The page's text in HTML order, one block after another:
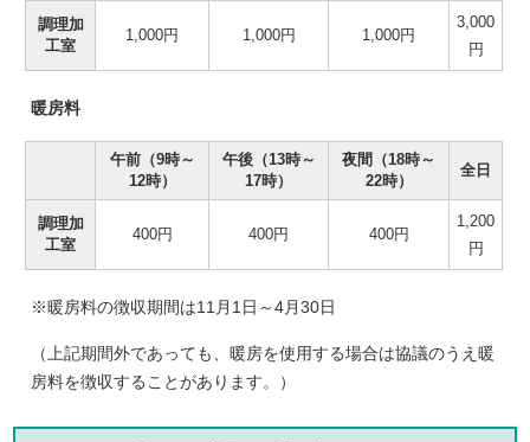
調理加
工室
1,000円 1,000円 1,000円
3,000
円
暖房料
午前（9時～
12時）
午後（13時～
17時）
夜間（18時～
22時）
全日
調理加
工室
400円 400円 400円
1,200
円
※暖房料の徴収期間は11月1日～4月30日
（上記期間外であっても、暖房を使用する場合は協議のうえ暖
房料を徴収することがあります。）